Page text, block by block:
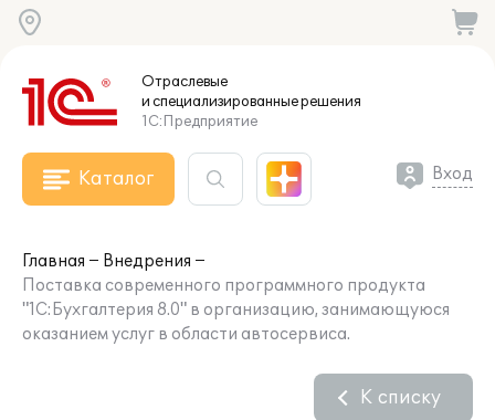
Отраслевые
и специализированныерешения
1С:Предприятие
Каталог Вход
Главная
Внедрения
Поставка современного программного продукта
"1С:Бухгалтерия 8.0" в организацию, занимающуюся
оказанием услуг в области автосервиса.
К списку